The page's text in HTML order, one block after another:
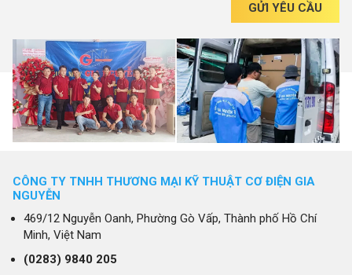
GỬI YÊU CẦU
CÔNG TY TNHH THƯƠNG MẠI KỸ THUẬT CƠ ĐIỆN GIA
NGUYỄN
469/12 Nguyễn Oanh, Phường Gò Vấp, Thành phố Hồ Chí
Minh, Việt Nam
(0283) 9840 205